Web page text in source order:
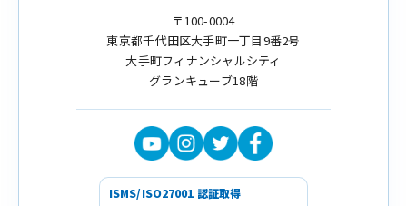
〒100-0004
東京都千代田区大手町一丁目9番2号
大手町フィナンシャルシティ
グランキューブ18階
ISMS/ISO27001 認証取得